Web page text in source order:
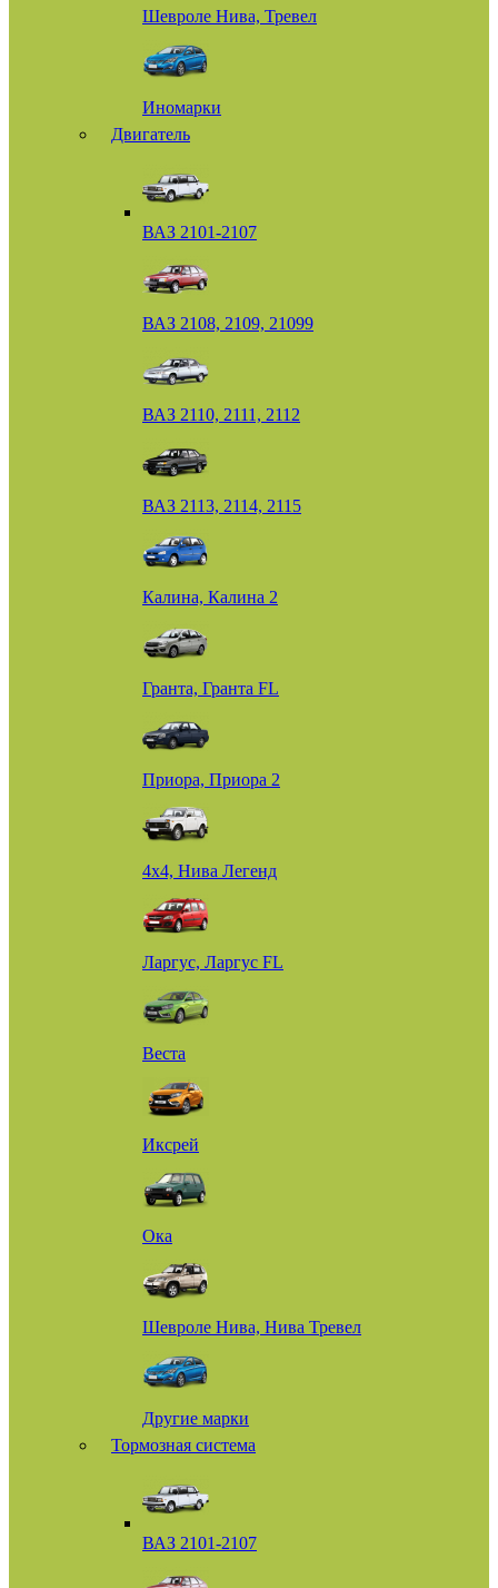
Шевроле Нива, Тревел
Иномарки
Двигатель
ВАЗ 2101-2107
ВАЗ 2108, 2109, 21099
ВАЗ 2110, 2111, 2112
ВАЗ 2113, 2114, 2115
Калина, Калина 2
Гранта, Гранта FL
Приора, Приора 2
4х4, Нива Легенд
Ларгус, Ларгус FL
Веста
Иксрей
Ока
Шевроле Нива, Нива Тревел
Другие марки
Тормозная система
ВАЗ 2101-2107